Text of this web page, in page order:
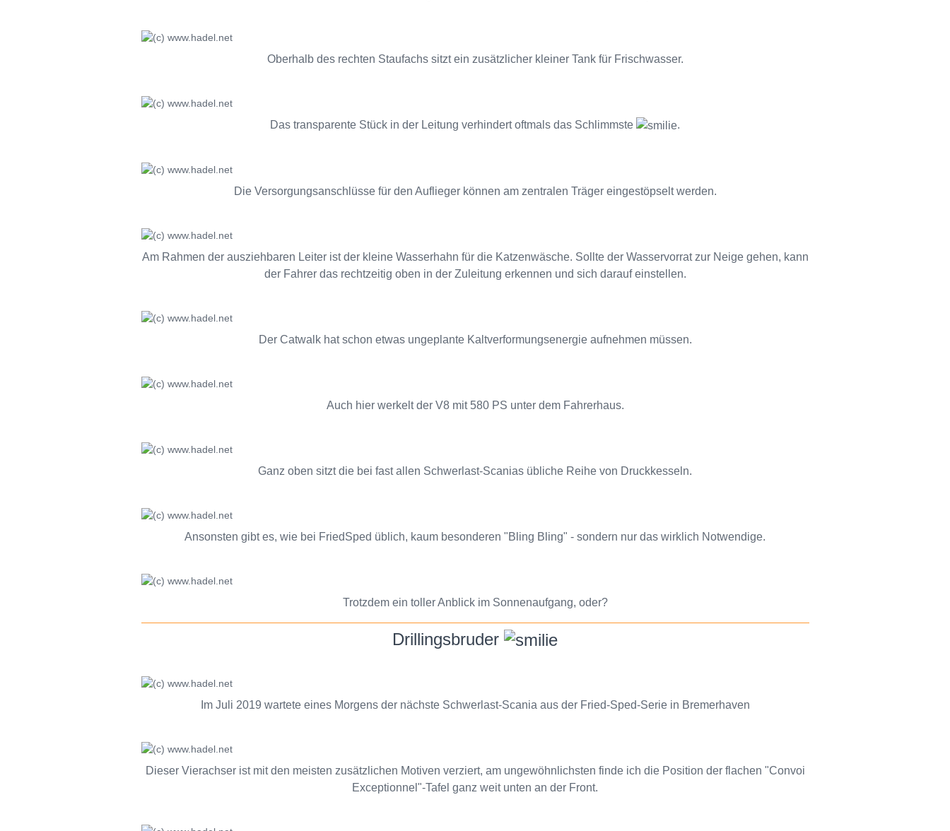
Oberhalb des rechten Staufachs sitzt ein zusätzlicher kleiner Tank für Frischwasser.
Das transparente Stück in der Leitung verhindert oftmals das Schlimmste .
Die Versorgungsanschlüsse für den Auflieger können am zentralen Träger eingestöpselt werden.
Am Rahmen der ausziehbaren Leiter ist der kleine Wasserhahn für die Katzenwäsche. Sollte der Wasservorrat zur Neige gehen, kann
der Fahrer das rechtzeitig oben in der Zuleitung erkennen und sich darauf einstellen.
Der Catwalk hat schon etwas ungeplante Kaltverformungsenergie aufnehmen müssen.
Auch hier werkelt der V8 mit 580 PS unter dem Fahrerhaus.
Ganz oben sitzt die bei fast allen Schwerlast-Scanias übliche Reihe von Druckkesseln.
Ansonsten gibt es, wie bei FriedSped üblich, kaum besonderen "Bling Bling" - sondern nur das wirklich Notwendige.
Trotzdem ein toller Anblick im Sonnenaufgang, oder?
Drillingsbruder
Im Juli 2019 wartete eines Morgens der nächste Schwerlast-Scania aus der Fried-Sped-Serie in Bremerhaven
Dieser Vierachser ist mit den meisten zusätzlichen Motiven verziert, am ungewöhnlichsten finde ich die Position der flachen "Convoi
Exceptionnel"-Tafel ganz weit unten an der Front.